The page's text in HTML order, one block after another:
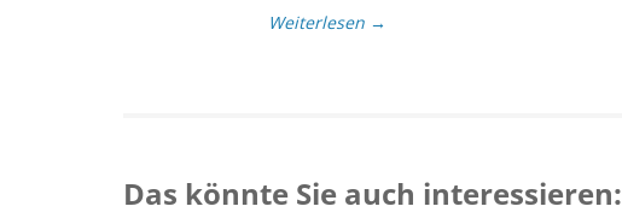
Weiterlesen →
Das könnte Sie auch interessieren: